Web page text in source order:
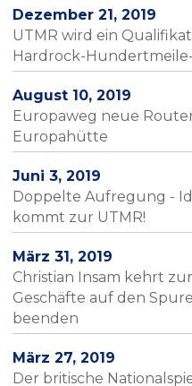
Dezember 21, 2019
UTMR wird ein
Hardrock-
August 10, 2019
Europaweg neue
Europahütte
Juni 3, 2019
Doppelte Aufregung -
kommt zur UTMR!
März 31, 2019
Christian Insam kehrt
Geschäfte auf den
beenden
März 27, 2019
Der britische